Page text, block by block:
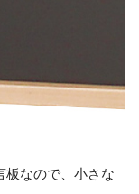
板なので、小さな